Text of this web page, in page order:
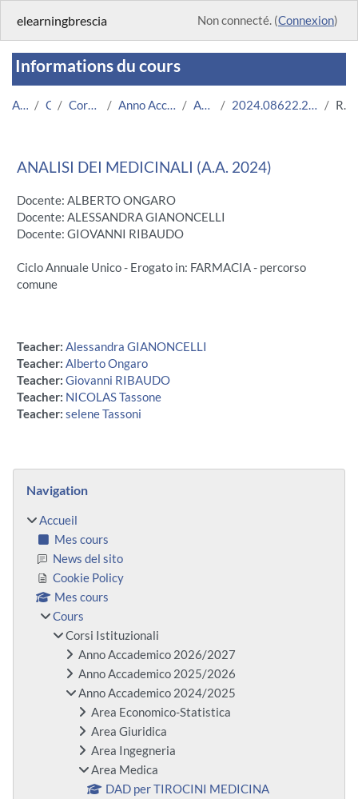
elearningbrescia Non connecté. (Connexion)
Informations du cours
Accueil Cours Corsi Istituzionali Anno Accademico 2024/2025 Area Medica 2024.08622.2023.99.A004484.N0_19401 Résumé
ANALISI DEI MEDICINALI (A.A. 2024)
Docente: ALBERTO ONGARO
Docente: ALESSANDRA GIANONCELLI
Docente: GIOVANNI RIBAUDO
Ciclo Annuale Unico - Erogato in: FARMACIA - percorso
comune
Teacher: Alessandra GIANONCELLI
Teacher: Alberto Ongaro
Teacher: Giovanni RIBAUDO
Teacher: NICOLAS Tassone
Teacher: selene Tassoni
Blocs
Navigation
Accueil
Mes cours
News del sito
Cookie Policy
Mes cours
Cours
Corsi Istituzionali
Anno Accademico 2026/2027
Anno Accademico 2025/2026
Anno Accademico 2024/2025
Area Economico-Statistica
Area Giuridica
Area Ingegneria
Area Medica
DAD per TIROCINI MEDICINA